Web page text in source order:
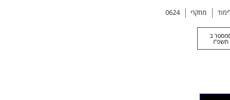
מחקרי 0624
ב
תשפ"ו